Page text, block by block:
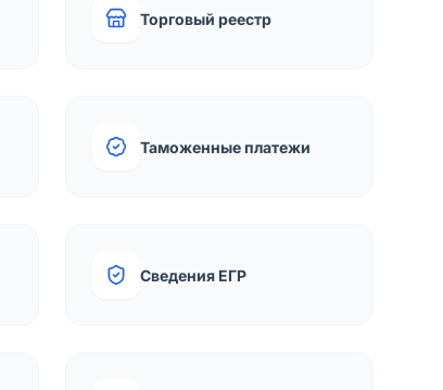
Торговый реестр
Таможенные платежи
Сведения ЕГР